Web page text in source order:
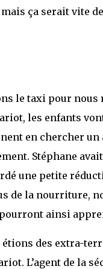
ça serait vite
le taxi pour nous
les enfants
en chercher un
Stéphane
une petite
de la nourriture,
ainsi
des extra-
L’agent de la